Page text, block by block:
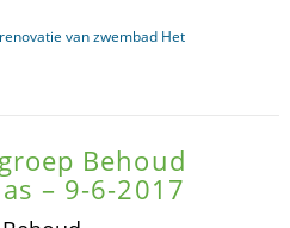
van zwembad Het
Behoud
– 9-6-2017